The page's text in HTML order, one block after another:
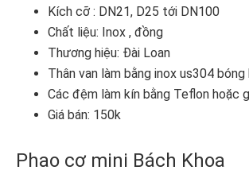
Kích cỡ : DN21, D25 tới DN100
Chất liệu: Inox , đồng
Thương hiệu: Đài Loan
Thân van làm bằng inox us304
Các đệm làm kín bằng Teflon hoặc
Giá bán: 150k
Phao cơ mini Bách Khoa